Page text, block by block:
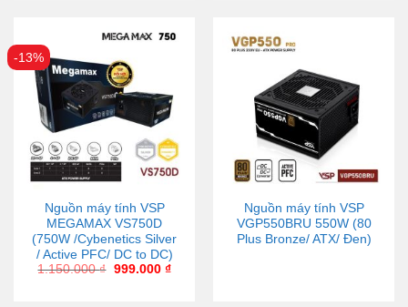
-13%
Nguồn máy tính VSP
MEGAMAX VS750D
(750W /Cybenetics Silver
/ Active PFC/ DC to DC)
1.150.000₫ 999.000 ₫
Nguồn máy tính VSP
VGP550BRU 550W (80
Plus Bronze/ ATX/ Đen)